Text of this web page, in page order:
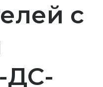
с
ДС-